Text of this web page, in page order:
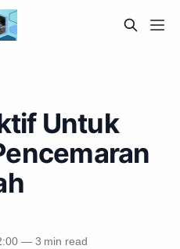
Untuk
—3 min read